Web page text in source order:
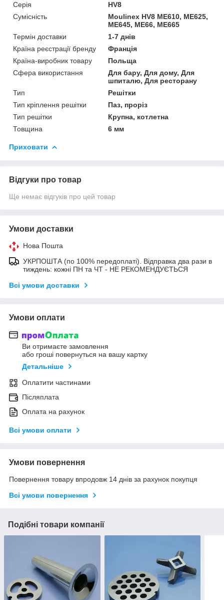
Серія
HV8
Сумісність
Moulinex HV8 ME610, ME625,
ME645, ME66, ME665
Термін доставки
1-7 днів
Країна реєстрації бренду
Франція
Країна-виробник товару
Польща
Сфера використання
Для бару, Для дому, Для
шпиталю, Для ресторану
Тип
Решітки
Тип кріплення решітки
Паз, проріз
Тип решітки
Крупна, котлетна
Товщина
6 мм
Приховати
Відгуки про товар
Ще немає відгуків про цей товар
Умови доставки
Нова Пошта
УКРПОШТА (по 100% передоплаті). Відправка два рази в
тиждень: кожні ПН та ЧТ - НЕ РЕКОМЕНДУЄТЬСЯ
Всі умови доставки
Умови оплати
Ви отримаєте замовлення
або гроші повернуться на вашу картку
Детальніше
Оплатити частинами
Післяплата
Оплата на рахунок
Всі умови оплати
Умови повернення
Повернення товару впродовж 14 днів за рахунок покупця
Всі умови повернення
Подібні товари компанії